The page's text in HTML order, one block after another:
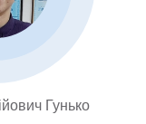
Гунько